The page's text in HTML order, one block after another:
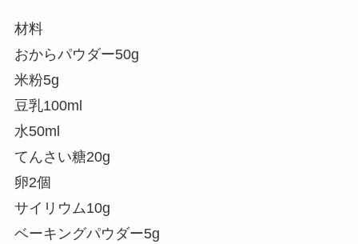
材料
おからパウダー50g
米粉5g
豆乳100ml
水50ml
てんさい糖20g
卵2個
サイリウム10g
ベーキングパウダー5g